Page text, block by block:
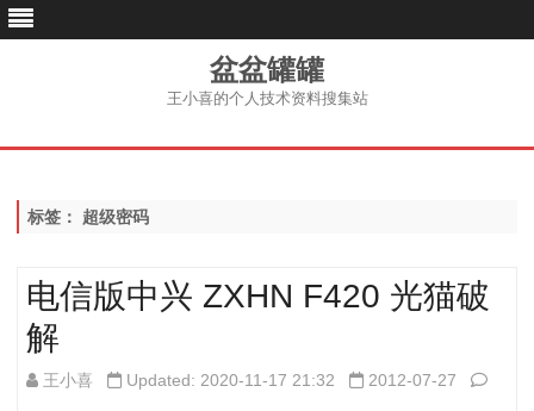
盆盆罐罐
王小喜的个人技术资料搜集站
跳
标签： 超级密码
电信版中兴 ZXHN F420 光猫破
解
王小喜 Updated: 2020-11-17 21:32 2012-07-27 电